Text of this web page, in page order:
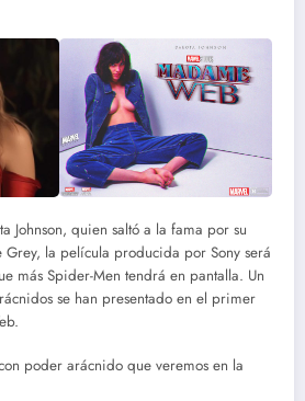
Johnson, quien saltó a la fama por su
la película producida por Sony será
más Spider-Men tendrá en pantalla. Un
se han presentado en el primer
poder arácnido que veremos en la